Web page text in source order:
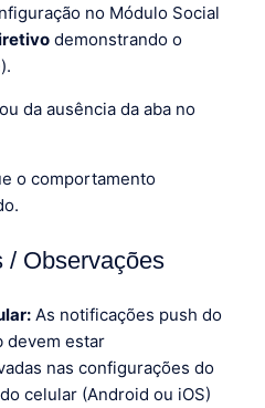
no Módulo Social
demonstrando o
da ausência da aba no
o comportamento
/ Observações
As notificações push do
devem estar
nas configurações do
celular (Android ou iOS)